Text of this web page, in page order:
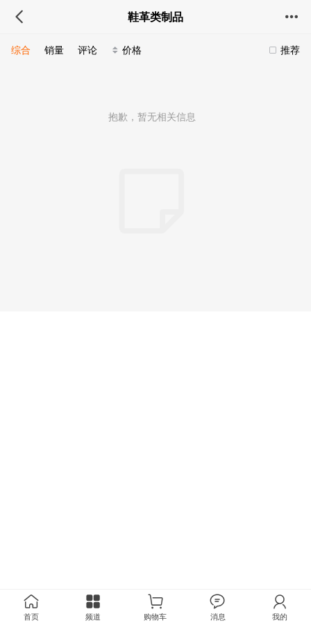
鞋革类制品
推荐
综合 销量 评论 价格
抱歉，暂无相关信息
首页 频道 购物车 消息 我的